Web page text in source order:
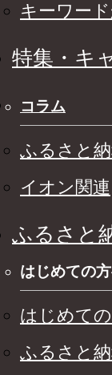
キーワー
特集・キ
コラム
ふるさと
イオン関連
ふるさと
はじめての
はじめて
ふるさと